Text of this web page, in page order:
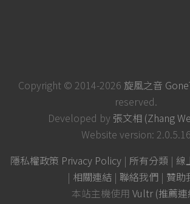
Copyright © 2014-2026 旋風之音
reserved.
Developed by 張文相 (Zhang
Website version: 2.0.5.16
隱私權政策 Privacy Policy | 所有分類 | 線
| 相關連結| 聯絡我們| 贊助
本站主機使用 Vultr (推薦連